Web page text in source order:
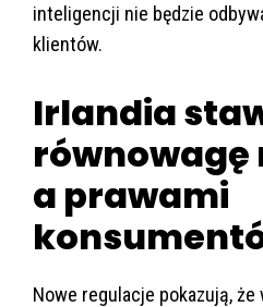
inteligencji nie będzie
klientów.
Irlandia
równowagę
a prawami
Nowe regulacje pokazują,